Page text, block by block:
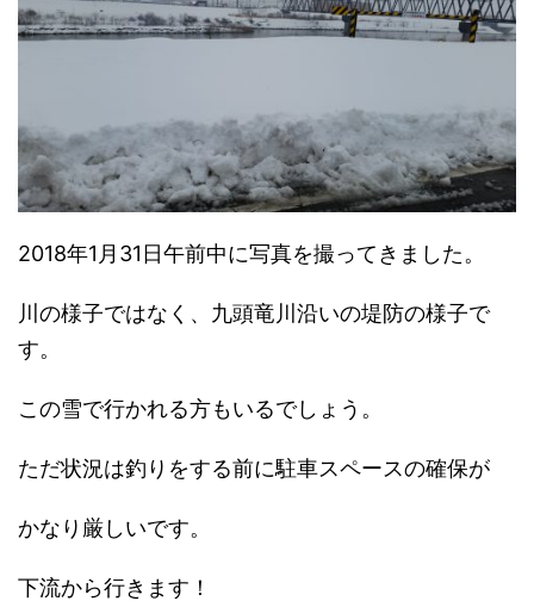
2018年1月31日午前中に写真を撮ってきました。
川の様子ではなく、九頭竜川沿いの堤防の様子で
す。
この雪で行かれる方もいるでしょう。
ただ状況は釣りをする前に駐車スペースの確保が
かなり厳しいです。
下流から行きます！